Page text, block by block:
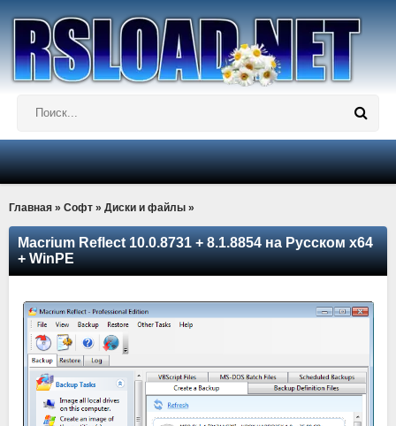
Главная » Софт » Диски и файлы »
Macrium Reflect 10.0.8731 + 8.1.8854 на Русском x64
+ WinPE